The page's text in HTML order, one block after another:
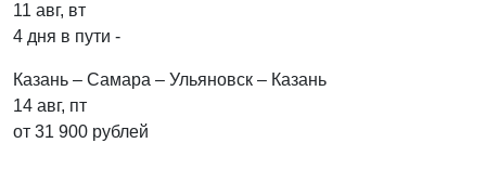
11 авг, вт
4 дня в пути -
Казань – Самара – Ульяновск – Казань
14 авг, пт
от 31 900 рублей